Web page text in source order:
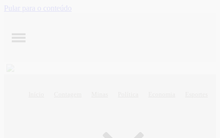
Pular para o conteúdo